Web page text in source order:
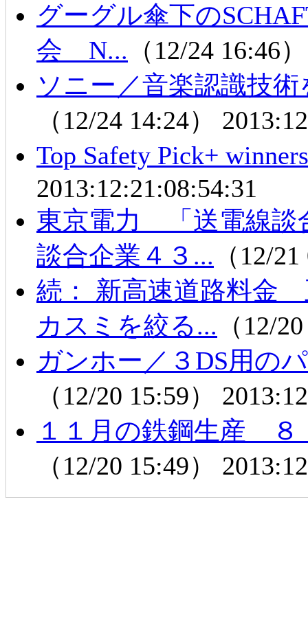
グーグル傘下の
会 N... （12/24 16:46
ソニー／音楽認識技
（12/24 14:24）
Top Safety Pick+
2013:12:21:08:54:31
東京電力 「送電線
談合企業４３... （12/
続： 新高速道路料金
カスミを絞る... （12/
ガンホー／３DS用の
（12/20 15:59）
１１月の鉄鋼生産
（12/20 15:49）